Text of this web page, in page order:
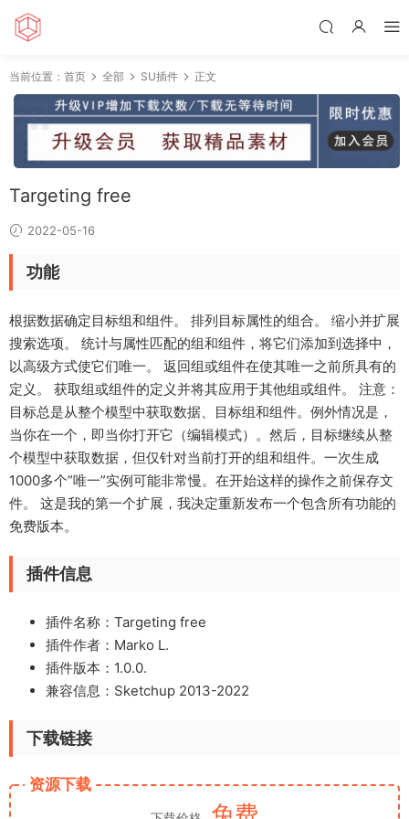
当前位置： 首页 全部 SU插件 正文
Targeting free
2022-05-16
功能
根据数据确定目标组和组件。 排列目标属性的组合。 缩小并扩展
搜索选项。 统计与属性匹配的组和组件，将它们添加到选择中，
以高级方式使它们唯一。 返回组或组件在使其唯一之前所具有的
定义。 获取组或组件的定义并将其应用于其他组或组件。 注意：
目标总是从整个模型中获取数据、目标组和组件。例外情况是，
当你在一个，即当你打开它（编辑模式）。然后，目标继续从整
个模型中获取数据，但仅针对当前打开的组和组件。一次生成
1000多个”唯一”实例可能非常慢。在开始这样的操作之前保存文
件。 这是我的第一个扩展，我决定重新发布一个包含所有功能的
免费版本。
插件信息
插件名称：Targeting free
插件作者：Marko L.
插件版本：1.0.0.
兼容信息：Sketchup 2013-2022
下载链接
资源下载